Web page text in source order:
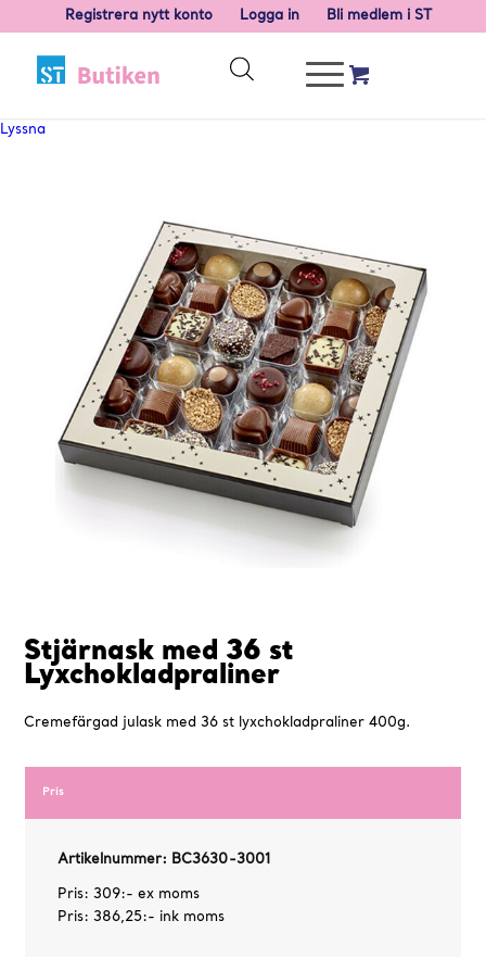
Registrera nytt konto Logga in Bli medlem i ST
Lyssna
Stjärnask med 36 st
Lyxchokladpraliner
Cremefärgad julask med 36 st lyxchokladpraliner 400g.
Pris
Artikelnummer: BC3630-3001
Pris: 309:- ex moms
Pris: 386,25:- ink moms